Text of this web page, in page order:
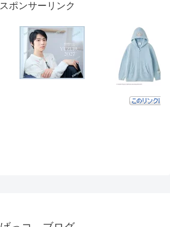
スポンサーリンク